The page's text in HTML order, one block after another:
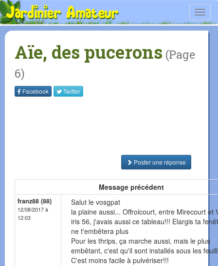
Aïe, des pucerons (Page
6)
Facebook Twitter
Poster une réponse
Message précédent
franz88 (88)
12/08/2017 à
12:03
Salut le vosgpat
la plaine aussi... Offroicourt, entre Mirecourt et
iris 56, j'avais aussi ce tableau!!! Elargis ta
ne t'embêtera plus
Pour les thrips, ça marche aussi, mais le plus
embêtant, c'est qu'il sont installés sous les
C'est moins facile à pulvériser!!!